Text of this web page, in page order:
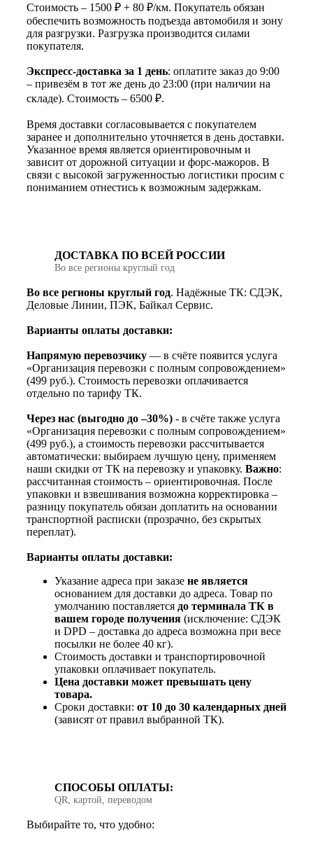
Стоимость – 1500 ₽ + 80 ₽/км. Покупатель обязан
обеспечить возможность подъезда автомобиля и зону
для разгрузки. Разгрузка производится силами
покупателя.
Экспресс-доставка за 1 день: оплатите заказ до 9:00
– привезём в тот же день до 23:00 (при наличии на
складе). Стоимость – 6500 ₽.
Время доставки согласовывается с покупателем
заранее и дополнительно уточняется в день доставки.
Указанное время является ориентировочным и
зависит от дорожной ситуации и форс-мажоров. В
связи с высокой загруженностью логистики просим с
пониманием отнестись к возможным задержкам.
ДОСТАВКА ПО ВСЕЙ РОССИИ
Во все регионы круглый год
Во все регионы круглый год. Надёжные ТК: СДЭК,
Деловые Линии, ПЭК, Байкал Сервис.
Варианты оплаты доставки:
Напрямую перевозчику — в счёте появится услуга
«Организация перевозки с полным сопровождением»
(499 руб.). Стоимость перевозки оплачивается
отдельно по тарифу ТК.
Через нас (выгодно до –30%) - в счёте также услуга
«Организация перевозки с полным сопровождением»
(499 руб.), а стоимость перевозки рассчитывается
автоматически: выбираем лучшую цену, применяем
наши скидки от ТК на перевозку и упаковку. Важно:
рассчитанная стоимость – ориентировочная. После
упаковки и взвешивания возможна корректировка –
разницу покупатель обязан доплатить на основании
транспортной расписки (прозрачно, без скрытых
переплат).
Варианты оплаты доставки:
Указание адреса при заказе не является
основанием для доставки до адреса. Товар по
умолчанию поставляется до терминала ТК в
вашем городе получения (исключение: СДЭК
и DPD – доставка до адреса возможна при весе
посылки не более 40 кг).
Стоимость доставки и транспортировочной
упаковки оплачивает покупатель.
Цена доставки может превышать цену
товара.
Сроки доставки: от 10 до 30 календарных дней
(зависят от правил выбранной ТК).
СПОСОБЫ ОПЛАТЫ:
QR, картой, переводом
Выбирайте то, что удобно: